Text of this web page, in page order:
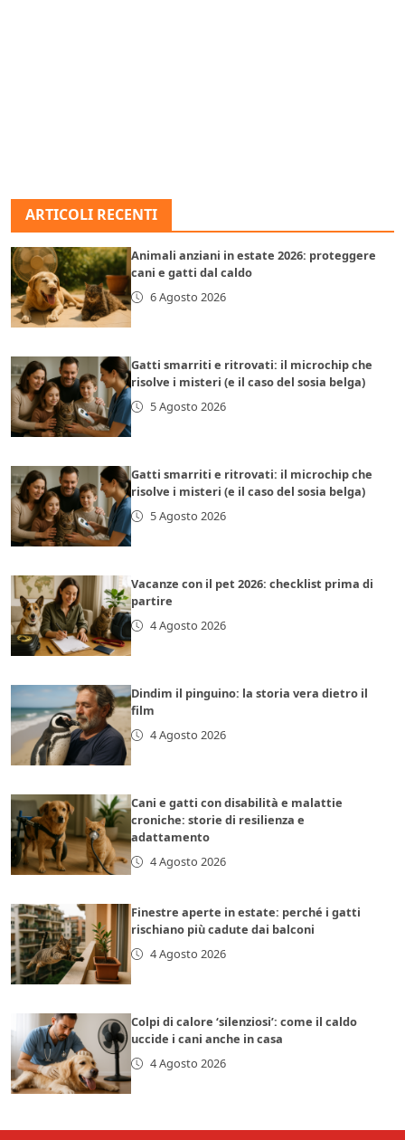
ARTICOLI RECENTI
Animali anziani in estate 2026: proteggere
cani e gatti dal caldo
6 Agosto 2026
Gatti smarriti e ritrovati: il microchip che
risolve i misteri (e il caso del sosia belga)
5 Agosto 2026
Gatti smarriti e ritrovati: il microchip che
risolve i misteri (e il caso del sosia belga)
5 Agosto 2026
Vacanze con il pet 2026: checklist prima di
partire
4 Agosto 2026
Dindim il pinguino: la storia vera dietro il
film
4 Agosto 2026
Cani e gatti con disabilità e malattie
croniche: storie di resilienza e
adattamento
4 Agosto 2026
Finestre aperte in estate: perché i gatti
rischiano più cadute dai balconi
4 Agosto 2026
Colpi di calore ‘silenziosi’: come il caldo
uccide i cani anche in casa
4 Agosto 2026